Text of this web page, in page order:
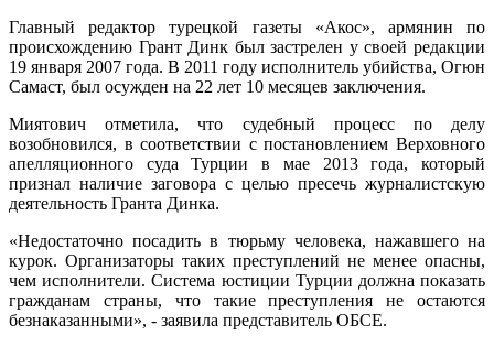
Главный редактор турецкой газеты «Акос», армянин по
происхождению Грант Динк был застрелен у своей редакции
19 января 2007 года. В 2011 году исполнитель убийства, Огюн
Самаст, был осужден на 22 лет 10 месяцев заключения.
Миятович отметила, что судебный процесс по делу
возобновился, в соответствии с постановлением Верховного
апелляционного суда Турции в мае 2013 года, который
признал наличие заговора с целью пресечь журналистскую
деятельность Гранта Динка.
«Недостаточно посадить в тюрьму человека, нажавшего на
курок. Организаторы таких преступлений не менее опасны,
чем исполнители. Система юстиции Турции должна показать
гражданам страны, что такие преступления не остаются
безнаказанными», - заявила представитель ОБСЕ.